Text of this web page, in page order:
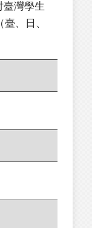
臺灣學生
、日、